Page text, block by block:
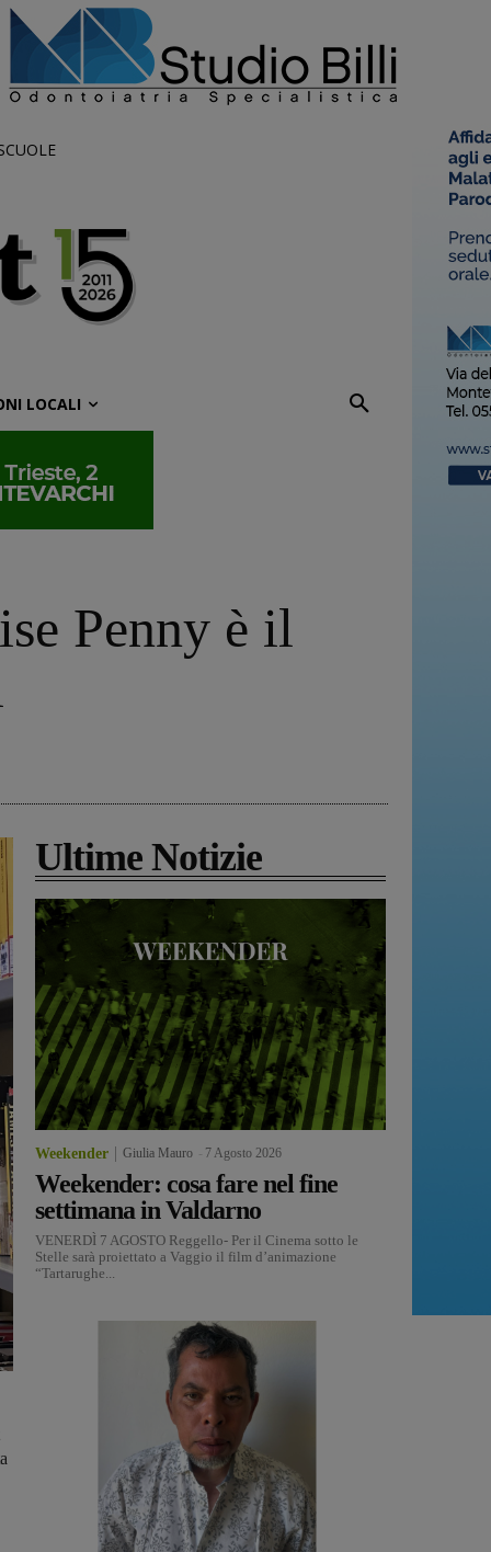
LOCALI
Penny è il
Ultime Notizie
Weekender Giulia Mauro 7 Agosto 2026
Weekender: cosa fare nel fine
settimana in Valdarno
VENERDÌ 7 AGOSTO Reggello- Per il Cinema sotto le
Stelle sarà proiettato a Vaggio il film d’animazione
“Tartarughe...